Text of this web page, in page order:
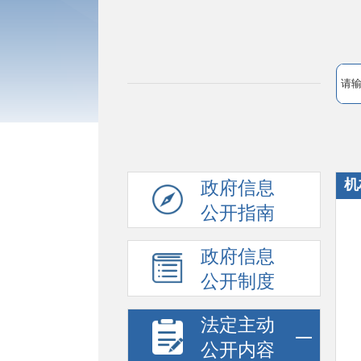
政府信息
公开指南
政府信息
公开制度
法定主动
公开内容